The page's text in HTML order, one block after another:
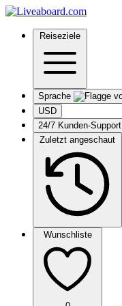
Reiseziele
Sprache
USD
24/7 Kunden-Support
Zuletzt angeschaut
Wunschliste